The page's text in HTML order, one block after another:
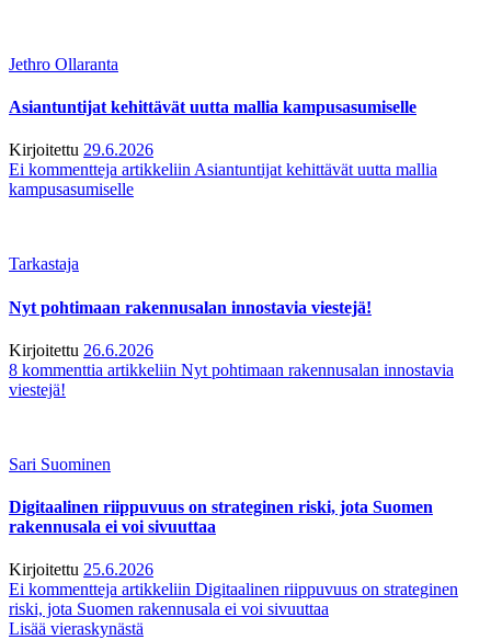
Jethro Ollaranta
Asiantuntijat kehittävät uutta mallia kampusasumiselle
Kirjoitettu 29.6.2026
Ei kommentteja artikkeliin Asiantuntijat kehittävät uutta mallia
kampusasumiselle
Tarkastaja
Nyt pohtimaan rakennusalan innostavia viestejä!
Kirjoitettu 26.6.2026
8 kommenttia artikkeliin Nyt pohtimaan rakennusalan innostavia
viestejä!
Sari Suominen
Digitaalinen riippuvuus on strateginen riski, jota Suomen
rakennusala ei voi sivuuttaa
Kirjoitettu 25.6.2026
Ei kommentteja artikkeliin Digitaalinen riippuvuus on strateginen
riski, jota Suomen rakennusala ei voi sivuuttaa
Lisää vieraskynästä